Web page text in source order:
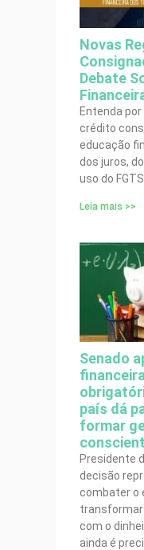
Novas
Debate
Entenda
crédito
educação
dos juros,
uso do
Leia mais >>
Senado
país dá
formar
Presidente
decisão
combater o
transformar
com o
ainda é